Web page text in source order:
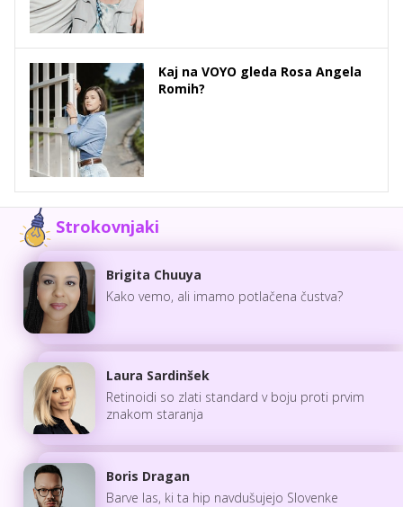
Kaj na VOYO gleda Rosa Angela
Romih?
Strokovnjaki
Brigita Chuuya
Kako vemo, ali imamo potlačena čustva?
Laura Sardinšek
Retinoidi so zlati standard v boju proti prvim
znakom staranja
Boris Dragan
Barve las, ki ta hip navdušujejo Slovenke